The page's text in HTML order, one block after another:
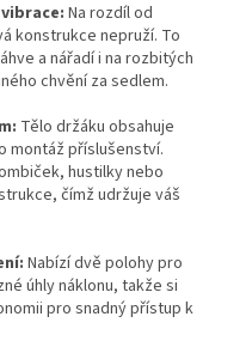
Na rozdíl od
konstrukce nepruží. To
a nářadí i na rozbitých
chvění za sedlem.
Tělo držáku obsahuje
montáž příslušenství.
hustilky nebo
čímž udržuje váš
Nabízí dvě polohy pro
úhly náklonu, takže si
pro snadný přístup k